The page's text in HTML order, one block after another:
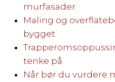
murfasader
Maling og
bygget
tenke på
Når bør du vurdere